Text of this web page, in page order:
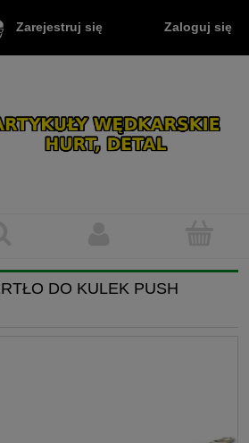
Zarejestruj się Zaloguj się
DO KULEK PUSH